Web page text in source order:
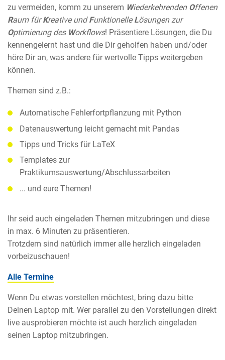
zu vermeiden, komm zu unserem Wiederkehrenden Offenen
Raum fürKreative undFunktionelleLösungen zur
Optimierung des Workflows! Präsentiere Lösungen, die Du
kennengelernt hast und die Dir geholfen haben und/oder
höre Dir an, was andere für wertvolle Tipps weitergeben
können.
Themen sind z.B.:
Automatische Fehlerfortpflanzung mit Python
Datenauswertung leicht gemacht mit Pandas
Tipps und Tricks für LaTeX
Templates zur
Praktikumsauswertung/Abschlussarbeiten
... und eure Themen!
Ihr seid auch eingeladen Themen mitzubringen und diese
in max. 6 Minuten zu präsentieren.
Trotzdem sind natürlich immer alle herzlich eingeladen
vorbeizuschauen!
Alle Termine
Wenn Du etwas vorstellen möchtest, bring dazu bitte
Deinen Laptop mit. Wer parallel zu den Vorstellungen direkt
live ausprobieren möchte ist auch herzlich eingeladen
seinen Laptop mitzubringen.